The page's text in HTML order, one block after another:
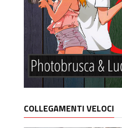
COLLEGAMENTI VELOCI